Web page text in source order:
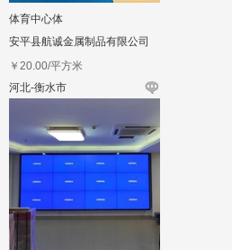
体育中心体
安平县航诚金属制品有限公司
￥ 20.00/平方米
河北-衡水市